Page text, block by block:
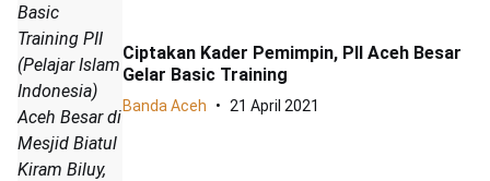
Basic
Training PII
(Pelajar Islam
Indonesia)
Aceh Besar di
Mesjid Biatul
Kiram Biluy,
Ciptakan Kader Pemimpin, PII Aceh Besar
Gelar Basic Training
Banda Aceh 21 April 2021